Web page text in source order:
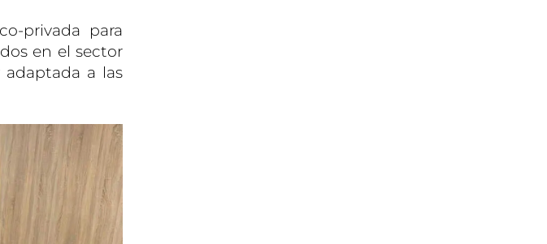
privada para
en el sector
a las